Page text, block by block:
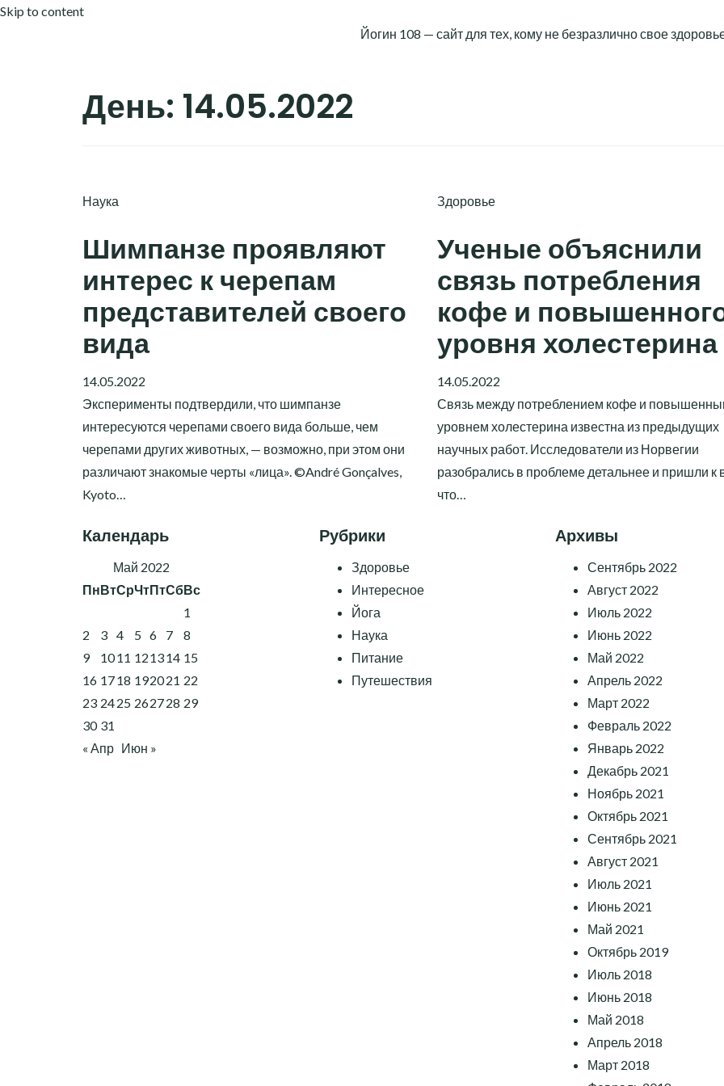
Skip to content
Йогин 108 — сайт для тех, кому не безразлично свое
День: 14.05.2022
Наука
Шимпанзе проявляют
интерес к черепам
представителей своего
вида
14.05.2022
Эксперименты подтвердили, что шимпанзе
интересуются черепами своего вида больше, чем
черепами других животных, — возможно, при этом они
различают знакомые черты «лица». ©André Gonçalves,
Kyoto…
Здоровье
Ученые объяснили
связь потребления
кофе и
уровня холестерина
14.05.2022
Связь между потреблением кофе и
уровнем холестерина известна из предыдущих
научных работ. Исследователи из Норвегии
разобрались в проблеме детальнее и пришли к
что…
Календарь
Май 2022
ПнВтСрЧтПтСбВс
1
2
3 4 5 6 7
8
9
1011 121314 15
16 1718 192021 22
23 2425 262728 29
30 31
« Апр Июн »
Рубрики
Здоровье
Интересное
Йога
Наука
Питание
Путешествия
Архивы
Сентябрь 2022
Август 2022
Июль 2022
Июнь 2022
Май 2022
Апрель 2022
Март 2022
Февраль 2022
Январь 2022
Декабрь 2021
Ноябрь 2021
Октябрь 2021
Сентябрь 2021
Август 2021
Июль 2021
Июнь 2021
Май 2021
Октябрь 2019
Июль 2018
Июнь 2018
Май 2018
Апрель 2018
Март 2018